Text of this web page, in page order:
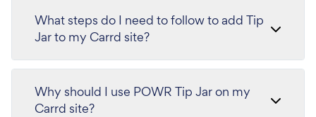
What steps do I need to follow to add Tip
Jar to my Carrd site?
Why should I use POWR Tip Jar on my
Carrd site?